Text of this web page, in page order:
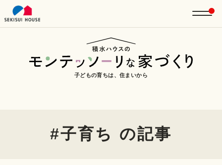
子どもの育ちは、住まいから
#子育ち の記事